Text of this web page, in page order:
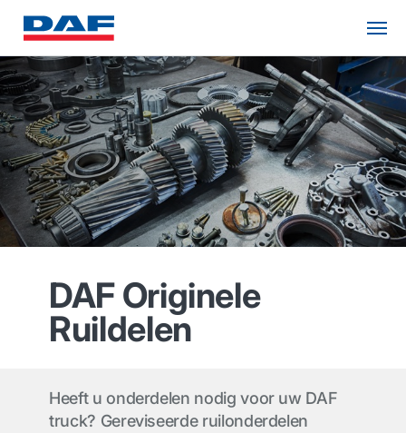
DAF Originele
Ruildelen
Heeft u onderdelen nodig voor uw DAF
truck? Gereviseerde ruilonderdelen